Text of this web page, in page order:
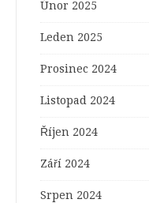
Únor 2025
Leden 2025
Prosinec 2024
Listopad 2024
Říjen 2024
Září 2024
Srpen 2024